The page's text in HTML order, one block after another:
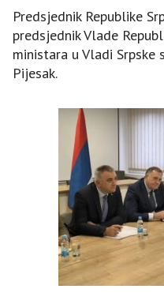
Predsjednik Republike
predsjednik Vlade
ministara u Vladi
Pijesak.